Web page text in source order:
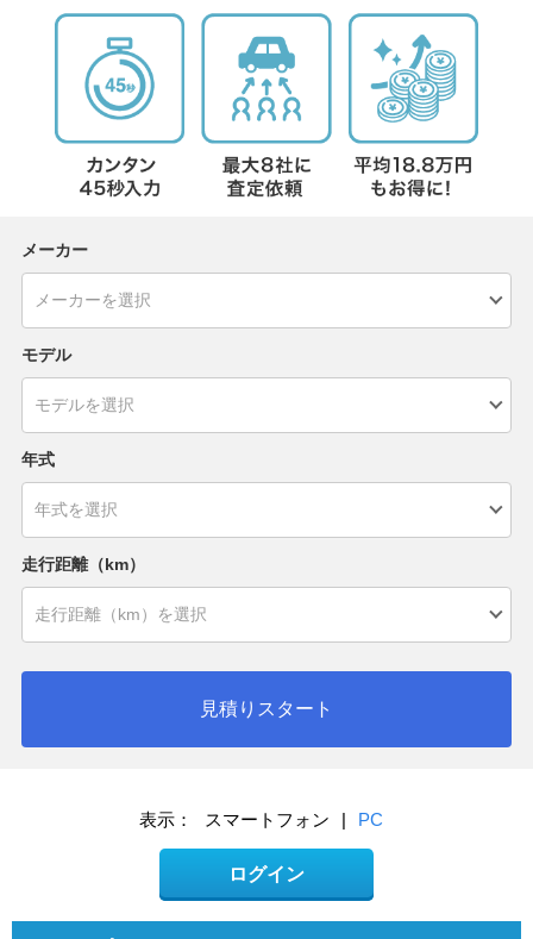
メーカー
モデル
年式
走行距離（km）
見積りスタート
表示： スマートフォン | PC
ログイン